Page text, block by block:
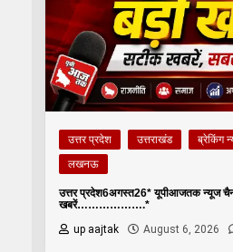
उत्तर प्रदेश उत्तराखंड ब्रेकिंग
लखनऊ
उत्तर प्रदेश6अगस्त26* यूपीआजतक न्यूज
खबरें……………….*
up aajtak
August 6, 2026